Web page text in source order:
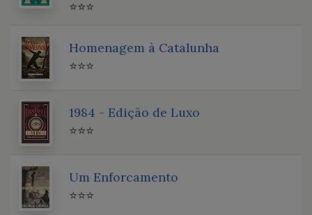
⭐⭐⭐
Homenagem à Catalunha
⭐⭐⭐
1984 - Edição de Luxo
⭐⭐⭐
Um Enforcamento
⭐⭐⭐